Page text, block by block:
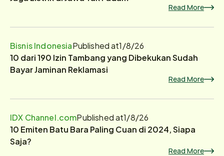
Read More
Bisnis IndonesiaPublished at1/8/26
10 dari 190 Izin Tambang yang Dibekukan Sudah
Bayar Jaminan Reklamasi
Read More
IDX Channel.comPublished at1/8/26
10 Emiten Batu Bara Paling Cuan di 2024, Siapa
Saja?
Read More